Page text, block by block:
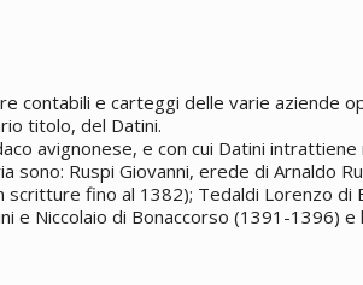
contabili e carteggi delle varie aziende
titolo, del Datini.
avignonese, e con cui Datini
sono: Ruspi Giovanni, erede di Arnaldo
scritture fino al 1382); Tedaldi Lorenzo di
e Niccolaio di Bonaccorso (1391-1396) e